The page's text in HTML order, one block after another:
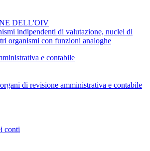
DELL'OIV
indipendenti di valutazione, nuclei di
organismi con funzioni analoghe
e contabile
di revisione amministrativa e contabile
conti